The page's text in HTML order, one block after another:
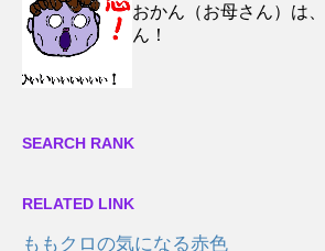
おかん（お母さん）は
ん！
SEARCH RANK
RELATED LINK
ももクロの気になる赤色